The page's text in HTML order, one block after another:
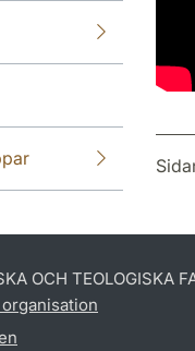
OCH TEOLOGISKA